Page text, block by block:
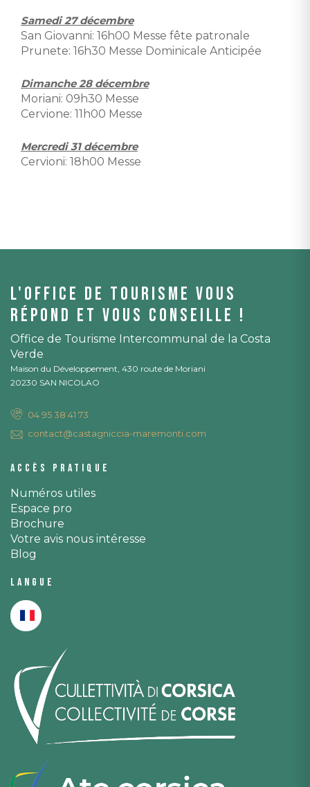
Samedi 27 décembre
San Giovanni: 16h00 Messe fête patronale
Prunete: 16h30 Messe Dominicale Anticipée
Dimanche 28 décembre
Moriani: 09h30 Messe
Cervione: 11h00 Messe
Mercredi 31 décembre
Cervioni: 18h00 Messe
L'office de tourisme vous
répond et vous conseille !
Office de Tourisme Intercommunal de la Costa
Verde
Maison du Développement, 430 route de Moriani
20230 SAN NICOLAO
04 95 38 41 73
contact@castagniccia-maremonti.com
Accès pratique
Numéros utiles
Espace pro
Brochure
Votre avis nous intéresse
Blog
Langue